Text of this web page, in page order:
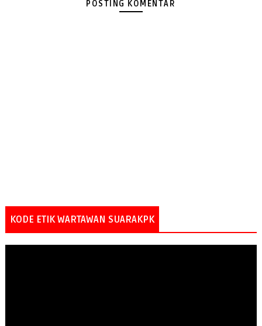
POSTING KOMENTAR
KODE ETIK WARTAWAN SUARAKPK